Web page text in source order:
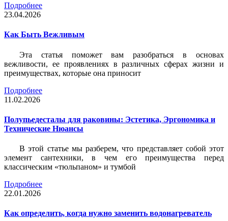
Подробнее
23.04.2026
Как Быть Вежливым
Эта статья поможет вам разобраться в основах
вежливости, ее проявлениях в различных сферах жизни и
преимуществах, которые она приносит
Подробнее
11.02.2026
Полупьедесталы для раковины: Эстетика, Эргономика и
Технические Нюансы
В этой статье мы разберем, что представляет собой этот
элемент сантехники, в чем его преимущества перед
классическим «тюльпаном» и тумбой
Подробнее
22.01.2026
Как определить, когда нужно заменить водонагреватель